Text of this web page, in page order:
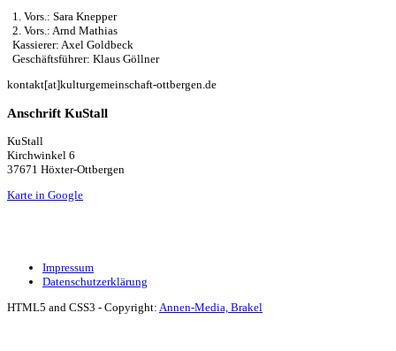
1. Vors.: Sara Knepper
2. Vors.: Arnd Mathias
Kassierer: Axel Goldbeck
Geschäftsführer: Klaus Göllner
kontakt[at]kulturgemeinschaft-ottbergen.de
Anschrift KuStall
KuStall
Kirchwinkel 6
37671 Höxter-Ottbergen
Karte in Google
Impressum
Datenschutzerklärung
HTML5 and CSS3 - Copyright: Annen-Media, Brakel